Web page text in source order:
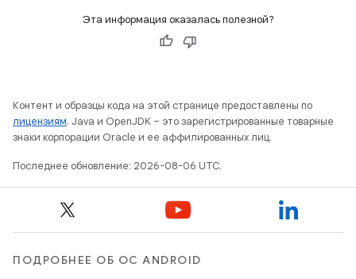
Эта информация оказалась полезной?
Контент и образцы кода на этой странице предоставлены по
лицензиям. Java и OpenJDK – это зарегистрированные товарные
знаки корпорации Oracle и ее аффилированных лиц.
Последнее обновление: 2026-08-06 UTC.
ПОДРОБНЕЕ ОБ ОС ANDROID